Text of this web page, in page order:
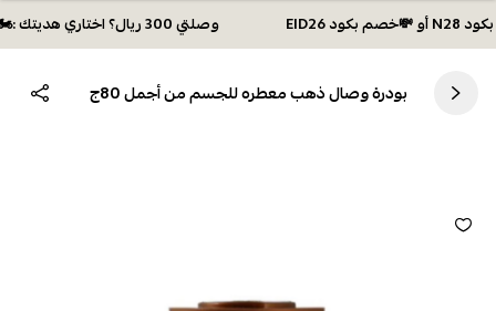
وصلتي 300 ريال؟ اختاري هديتك :🏍 شحن مجاني بكود N28 أو 💸خصم بكود EID26
بودرة وصال ذهب معطره للجسم من أجمل 80ج